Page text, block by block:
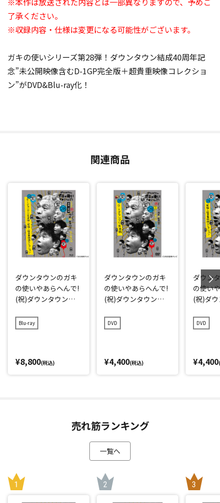
了承ください。
※収録内容・仕様は変更になる可能性がございます。
ガキの使いシリーズ第28弾！ダウンタウン結成40周年記
念”未公開映像含むD-1GP完全版＋超貴重映像コレクショ
ン”がDVD&Blu-ray化！
関連商品
ダウンタウンのガキ
の使いやあらへんで!
(祝)ダウンタウン結
初回限定永久保存版
(28)(愛)D-1グランプ
Blu-ray
¥8,800(税込)
ダウンタウンのガキ
の使いやあらへんで!
(祝)ダウンタウン結
久保存版(28)(愛)D-1
グランプリ完全版
DVD
¥4,400(税込)
ダウン
の使い
(祝)ダ
久保存
掘!超貴
DVD
¥4,400
売れ筋ランキング
一覧へ